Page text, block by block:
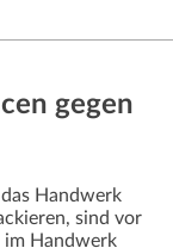
gegen
Handwerk
sind vor
im Handwerk